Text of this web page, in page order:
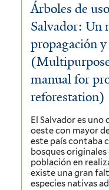
Árboles de
Salvador: Un
propagación
manual for
reforestation)
El Salvador es uno
oeste con mayor
este país contaba
bosques originales
población en
existe una gran
especies nativas